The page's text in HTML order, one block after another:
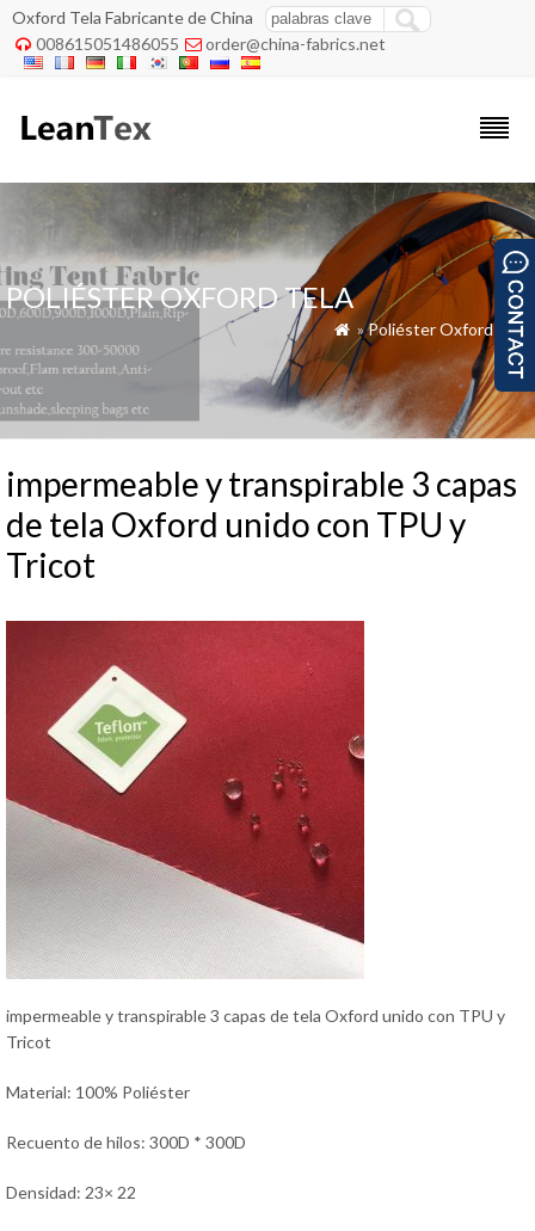
Oxford Tela Fabricante de China
 008615051486055  order@china-fabrics.net
POLIÉSTER OXFORD TELA
 »Poliéster Oxford Tela
impermeable y transpirable 3 capas
de tela Oxford unido con TPU y
Tricot
impermeable y transpirable 3 capas de tela Oxford unido con TPU y
Tricot
Material: 100% Poliéster
Recuento de hilos: 300D * 300D
Densidad: 23× 22